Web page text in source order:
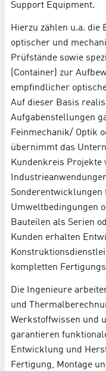
Support Equipment.
Hierzu zählen u.a.
optischer und
Prüfstände sowie
(Container) zur
empfindlicher
Auf dieser Basis
Aufgabenstellungen
Feinmechanik/ Optik
übernimmt das
Kundenkreis Projekte
Umweltbedingungen
Bauteilen als Serien
Kunden erhalten
kompletten
Die Ingenieure
und
Werkstoffwissen und
garantieren
Entwicklung und
Fertigung, Montage